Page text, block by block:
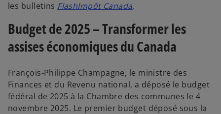
les bulletins FlashImpôt Canada.
Budget de 2025 – Transformer les
assises économiques du Canada
François-Philippe Champagne, le ministre des
Finances et du Revenu national, a déposé le budget
fédéral de 2025 à la Chambre des communes le 4
novembre 2025. Le premier budget déposé sous la